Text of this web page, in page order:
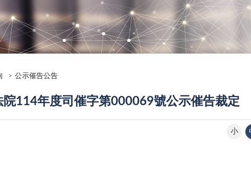
公示催告公告
114年度司催字第000069號公示催告裁定
小